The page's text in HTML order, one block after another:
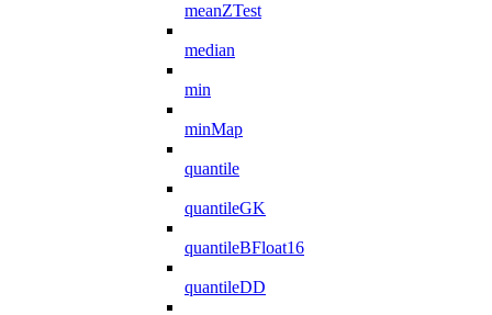
meanZTest
median
min
minMap
quantile
quantileGK
quantileBFloat16
quantileDD